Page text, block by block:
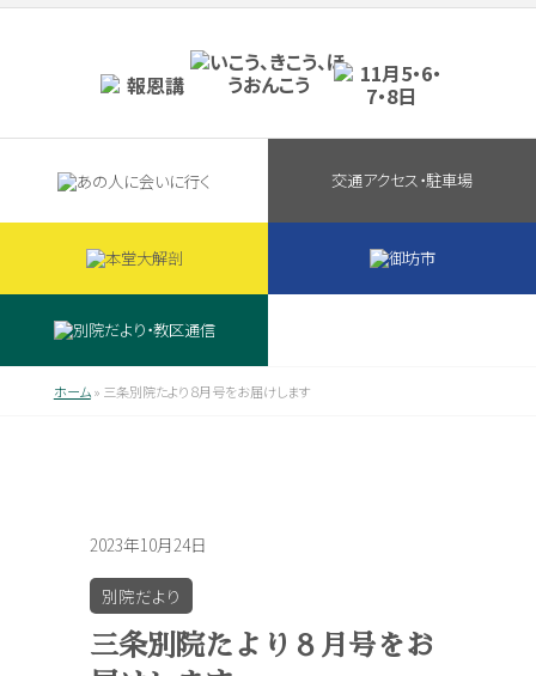
交通アクセス・駐車場
ホーム» 三条別院たより８月号をお届けします
2023年10月24日
別院だより
三条別院たより８月号をお